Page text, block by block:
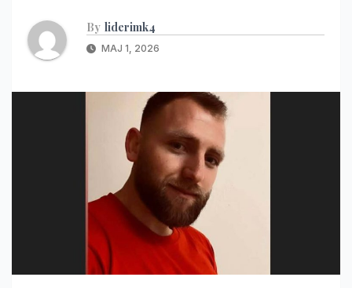
By liderimk4
MAJ 1, 2026